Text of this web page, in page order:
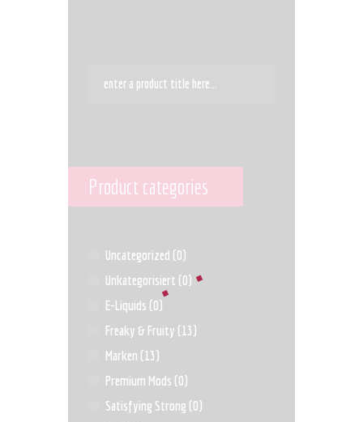
Product categories
Uncategorized (0)
Unkategorisiert (0)
E-Liquids (0)
Freaky & Fruity (13)
Marken (13)
Premium Mods (0)
Satisfying Strong (0)